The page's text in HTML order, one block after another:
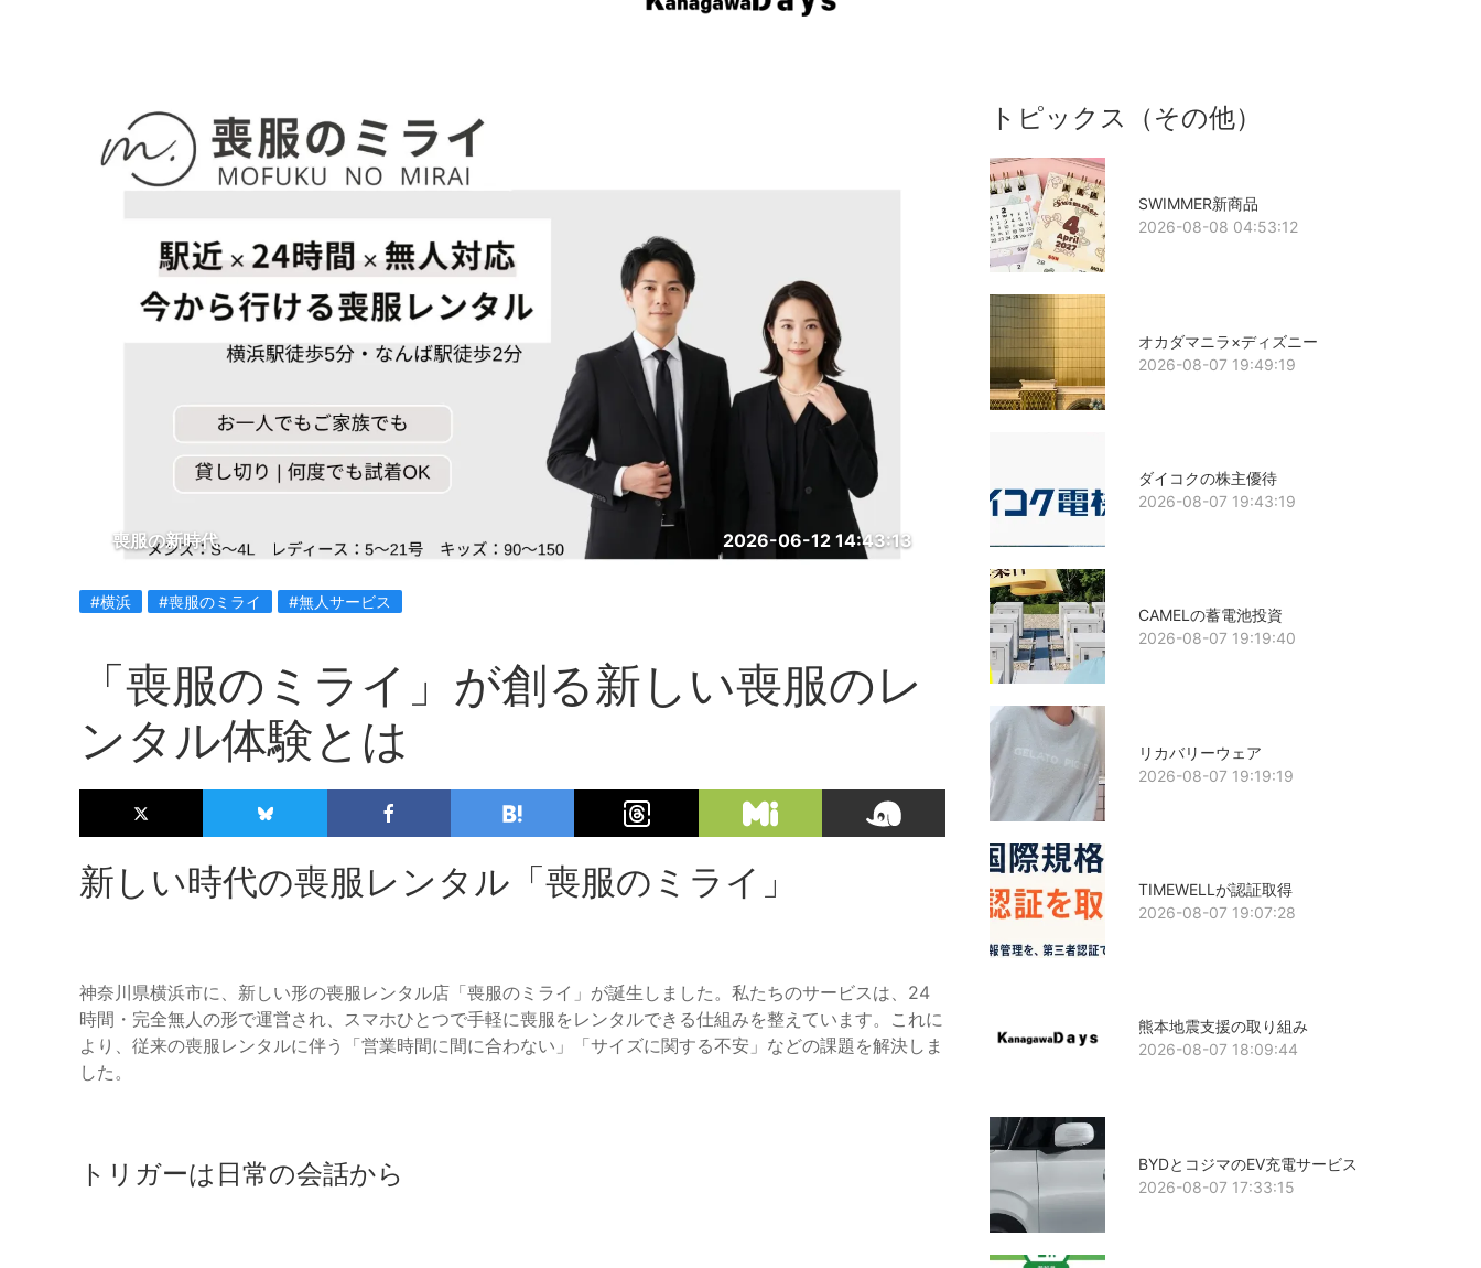
喪服の新時代 2026-06-12 14:43:13
#横浜 #喪服のミライ #無人サービス
「喪服のミライ」が創る新しい喪服のレ
ンタル体験とは
新しい時代の喪服レンタル「喪服のミライ」
神奈川県横浜市に、新しい形の喪服レンタル店「喪服のミライ」が誕生しました。私たちのサービスは、24
時間・完全無人の形で運営され、スマホひとつで手軽に喪服をレンタルできる仕組みを整えています。これに
より、従来の喪服レンタルに伴う「営業時間に間に合わない」「サイズに関する不安」などの課題を解決しま
した。
トリガーは日常の会話から
トピックス（その他）
SWIMMER新商品
2026-08-08 04:53:12
オカダマニラ×ディズニー
2026-08-07 19:49:19
ダイコクの株主優待
2026-08-07 19:43:19
CAMELの蓄電池投資
2026-08-07 19:19:40
リカバリーウェア
2026-08-07 19:19:19
TIMEWELLが認証取得
2026-08-07 19:07:28
熊本地震支援の取り組み
2026-08-07 18:09:44
BYDとコジマのEV充電サービス
2026-08-07 17:33:15